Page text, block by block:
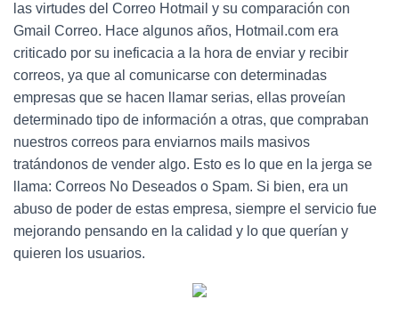
las virtudes del Correo Hotmail y su comparación con
Gmail Correo. Hace algunos años, Hotmail.com era
criticado por su ineficacia a la hora de enviar y recibir
correos, ya que al comunicarse con determinadas
empresas que se hacen llamar serias, ellas proveían
determinado tipo de información a otras, que compraban
nuestros correos para enviarnos mails masivos
tratándonos de vender algo. Esto es lo que en la jerga se
llama: Correos No Deseados o Spam. Si bien, era un
abuso de poder de estas empresa, siempre el servicio fue
mejorando pensando en la calidad y lo que querían y
quieren los usuarios.